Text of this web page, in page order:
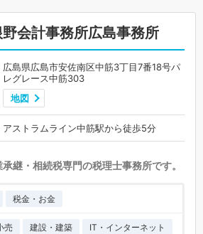
会計事務所広島事務所
広島県広島市安佐南区中筋3丁目7番18号パ
レグレース中筋303
地図
アストラムライン中筋駅から徒歩5分
継・相続税専門の税理士事務所です。
税金・お金
売 建設・建築
IT・インターネット